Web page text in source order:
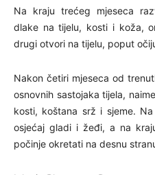
Na kraju trećeg mjeseca
dlake na tijelu, kosti i koža,
drugi otvori na tijelu, poput
Nakon četiri mjeseca od
osnovnih sastojaka tijela,
kosti, koštana srž i sjeme.
osjećaj gladi i žeđi, a na
počinje okretati na desnu